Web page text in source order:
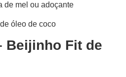
de mel ou adoçante
óleo de coco
Beijinho Fit de